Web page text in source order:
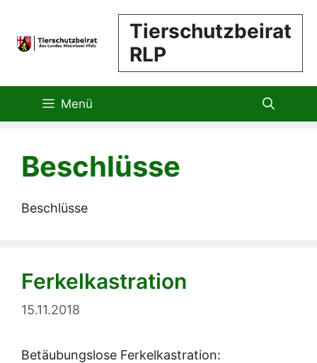
springen
Tierschutzbeirat
RLP
Menü
Beschlüsse
Beschlüsse
Ferkelkastration
15.11.2018
Betäubungslose Ferkelkastration: